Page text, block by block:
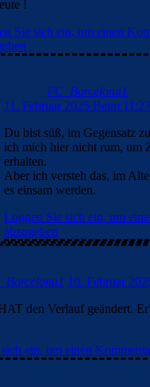
!
Sie sich ein, um einen
FC_Barcelona1
11. Februar 2025 Beim 11:27
Du bist süß, im Gegensatz
ich mich hier nicht rum, um
erhalten.
Aber ich versteh das, im
es einsam werden.
Loggen Sie sich ein, um
abzugeben
10. Februar
den Verlauf geändert. Er
ein, um einen